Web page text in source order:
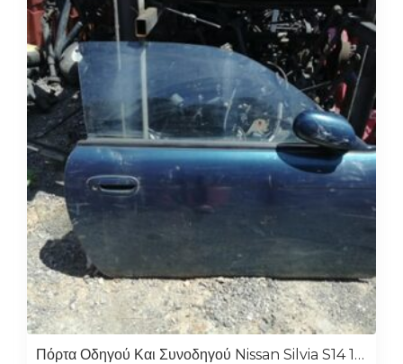
Πόρτα Οδηγού Και Συνοδηγού Nissan Silvia S14 1995